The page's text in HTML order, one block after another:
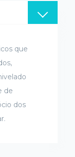
que
de
dos